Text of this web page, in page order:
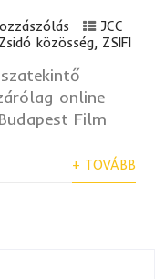
JCC
Zsidó közösség, ZSIFI
online
Film
+ TOVÁBB